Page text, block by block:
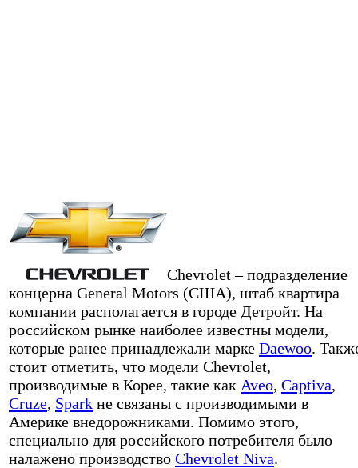
Chevrolet – подразделение
концерна General Motors (США), штаб квартира
компании располагается в городе Детройт. На
российском рынке наиболее известны модели,
которые ранее принадлежали марке Daewoo.
стоит отметить, что модели Chevrolet,
производимые в Корее, такие как Aveo, Captiva,
Cruze, Spark не связаны с производимыми в
Америке внедорожниками. Помимо этого,
специально для российского потребителя было
налажено производство Chevrolet Niva.